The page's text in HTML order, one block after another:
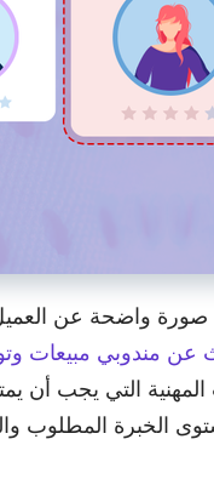
واضحة عن
عن مندوبي مبيعات
المهنية التي يجب أن